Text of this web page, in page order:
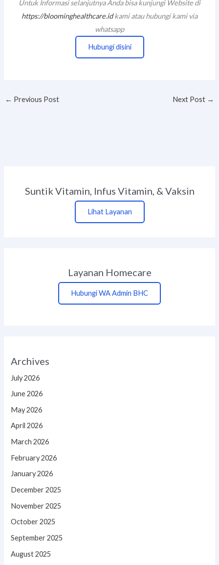
Untuk Informasi selanjutnya Anda bisa kunjungi Website di
https://bloominghealthcare.idkami atau hubungi kami via
whatsapp
Hubungi disini
← Previous Post Next Post →
Suntik Vitamin, Infus Vitamin, & Vaksin
Lihat Layanan
Layanan Homecare
Hubungi WA Admin BHC
Archives
July 2026
June 2026
May 2026
April 2026
March 2026
February 2026
January 2026
December 2025
November 2025
October 2025
September 2025
August 2025